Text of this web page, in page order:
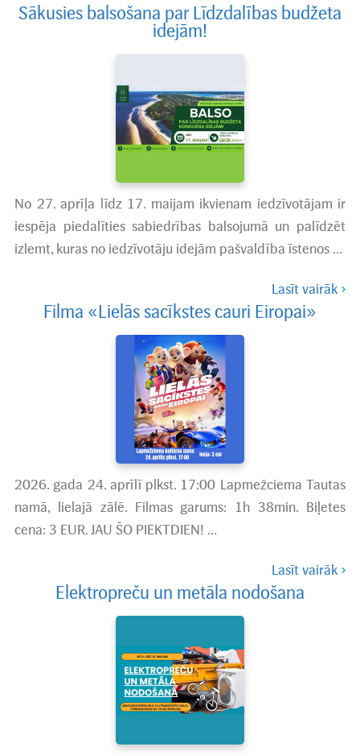
Sākusies balsošana par Līdzdalības budžeta
idejām!
No 27. aprīļa līdz 17. maijam ikvienam iedzīvotājam ir
iespēja piedalīties sabiedrības balsojumā un palīdzēt
izlemt, kuras no iedzīvotāju idejām pašvaldība īstenos …
Lasīt vairāk
Filma «Lielās sacīkstes cauri Eiropai»
2026. gada 24. aprīlī plkst. 17:00 Lapmežciema Tautas
namā, lielajā zālē. Filmas garums: 1h 38min. Biļetes
cena: 3 EUR. JAU ŠO PIEKTDIEN! …
Lasīt vairāk
Elektropreču un metāla nodošana